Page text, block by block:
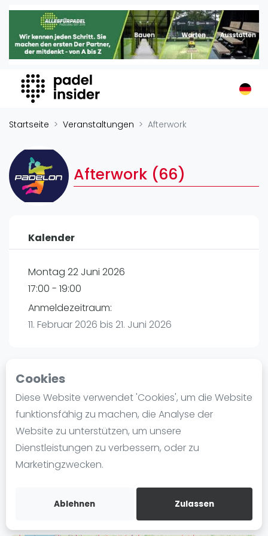
Cookies
Diese Website verwendet 'Cookies', um die Website
funktionsfähig zu machen, die Analyse der
Website zu unterstützen, um unsere
Dienstleistungen zu verbessern, oder zu
Marketingzwecken.
Ablehnen Zulassen
Padel Insider
Home
Organisationen
Buchungssysteme
Padel-Shops
Padelplatzbauer
Verschiedenes
Veranstaltungen
International
Ranking
Männer
Frauen
Blog
Die Geschichte von Padel
Regeln und Punktzählung
Padel Schläge
Video
Startseite Veranstaltungen Afterwork
Afterwork (66)
Kalender
Montag 22 Juni 2026
17:00 - 19:00
Anmeldezeitraum:
11. Februar 2026 bis 21. Juni 2026
Playtomic (Abgesagt))
Padelon Essen | Essen
Worringstr. 250a
45289Essen
Routebeschrijving